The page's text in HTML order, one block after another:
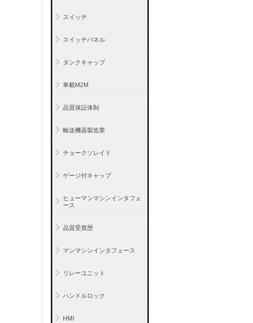
スイッチ
スイッチパネル
タンクキャップ
車載M2M
品質保証体制
輸送機器製造業
チョークソレイド
ゲージ付キャップ
ヒューマンマシンインタフェ
ース
品質受賞歴
マンマシンインタフェース
リレーユニット
ハンドルロック
HMI